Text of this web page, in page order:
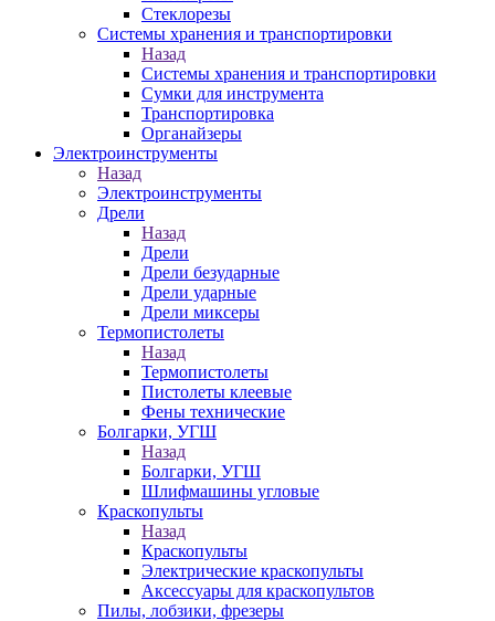
Стеклорезы
Системы хранения и транспортировки
Назад
Системы хранения и транспортировки
Сумки для инструмента
Транспортировка
Органайзеры
Электроинструменты
Назад
Электроинструменты
Дрели
Назад
Дрели
Дрели безударные
Дрели ударные
Дрели миксеры
Термопистолеты
Назад
Термопистолеты
Пистолеты клеевые
Фены технические
Болгарки, УГШ
Назад
Болгарки, УГШ
Шлифмашины угловые
Краскопульты
Назад
Краскопульты
Электрические краскопульты
Аксессуары для краскопультов
Пилы, лобзики, фрезеры